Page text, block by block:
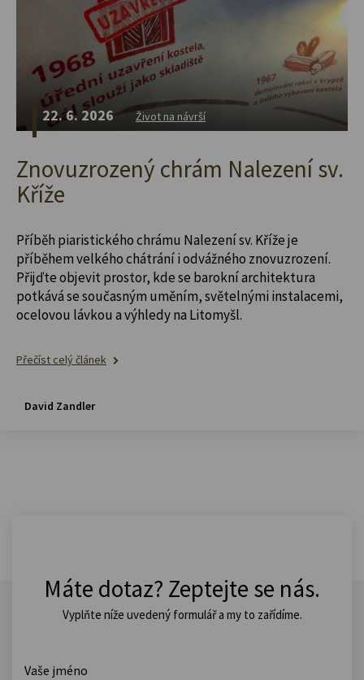
22. 6. 2026 Život na návrší
Znovuzrozený chrám Nalezení sv.
Kříže
Příběh piaristického chrámu Nalezení sv. Kříže je
příběhem velkého chátrání i odvážného znovuzrození.
Přijďte objevit prostor, kde se barokní architektura
potkává se současným uměním, světelnými instalacemi,
ocelovou lávkou a výhledy na Litomyšl.
Přečíst celý článek
David Zandler
Máte dotaz? Zeptejte se nás.
Vyplňte níže uvedený formulář a my to zařídíme.
Vaše jméno